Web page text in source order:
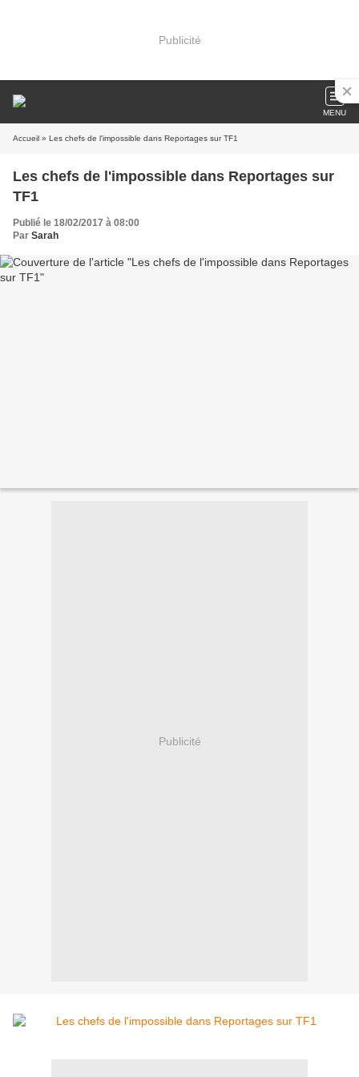
Publicité
MENU
Accueil » Les chefs de l'impossible dans Reportages sur TF1
Les chefs de l'impossible dans Reportages sur
TF1
Publié le 18/02/2017 à 08:00
Par Sarah
Publicité